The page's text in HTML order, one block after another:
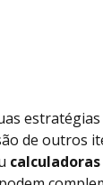
de outros